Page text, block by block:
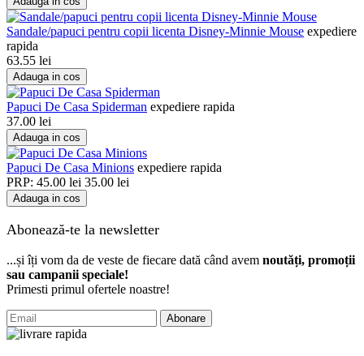
Sandale/papuci pentru copii licenta Disney-Minnie Mouse expediere
rapida
63.55 lei
Adauga in cos
Papuci De Casa Spiderman expediere rapida
37.00 lei
Adauga in cos
Papuci De Casa Minions expediere rapida
PRP: 45.00 lei 35.00 lei
Adauga in cos
Abonează-te la newsletter
...și îți vom da de veste de fiecare dată când avem noutăți, promoții
sau campanii speciale!
Primesti primul ofertele noastre!
Abonare